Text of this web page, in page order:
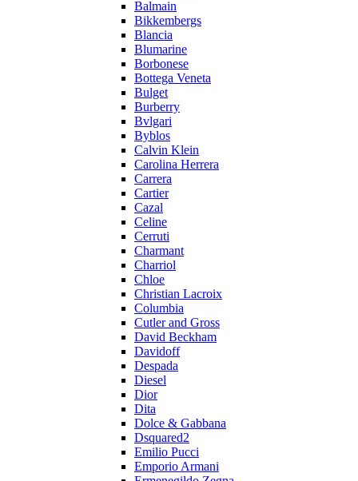
Balmain
Bikkembergs
Blancia
Blumarine
Borbonese
Bottega Veneta
Bulget
Burberry
Bvlgari
Byblos
Calvin Klein
Carolina Herrera
Carrera
Cartier
Cazal
Celine
Cerruti
Charmant
Charriol
Chloe
Christian Lacroix
Columbia
Cutler and Gross
David Beckham
Davidoff
Despada
Diesel
Dior
Dita
Dolce & Gabbana
Dsquared2
Emilio Pucci
Emporio Armani